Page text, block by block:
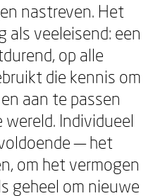
nastreven. Het
als veeleisend: een
op alle
die kennis om
aan te passen
Individueel
— het
om het vermogen
geheel om nieuwe